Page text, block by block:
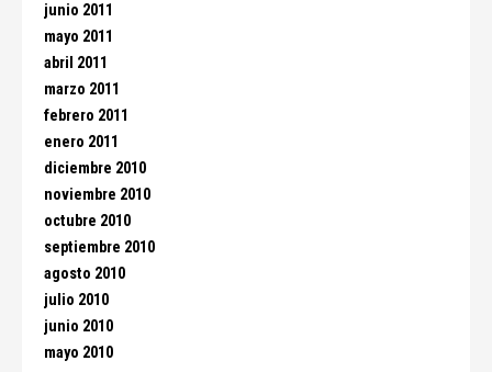
junio 2011
mayo 2011
abril 2011
marzo 2011
febrero 2011
enero 2011
diciembre 2010
noviembre 2010
octubre 2010
septiembre 2010
agosto 2010
julio 2010
junio 2010
mayo 2010